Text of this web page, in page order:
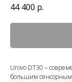
44 400 р.
Urovo DT30 –
большим сенсорным